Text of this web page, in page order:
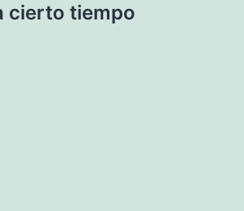
cierto tiempo